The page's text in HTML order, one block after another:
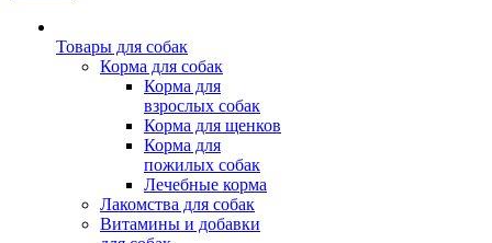
Товары для собак
Корма для собак
Корма для
взрослых собак
Корма для щенков
Корма для
пожилых собак
Лечебные корма
Лакомства для собак
Витамины и добавки